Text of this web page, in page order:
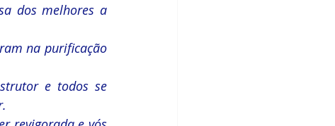
dos melhores a
na purificação
e todos se